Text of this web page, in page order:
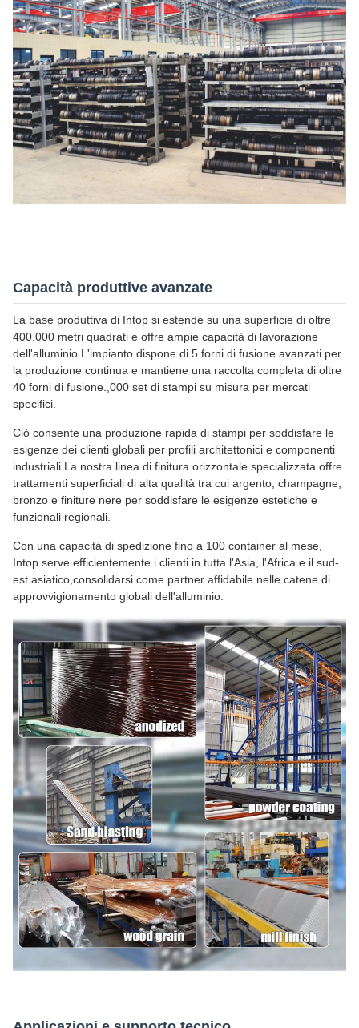
Capacità produttive avanzate
La base produttiva di Intop si estende su una superficie di oltre
400.000 metri quadrati e offre ampie capacità di lavorazione
dell'alluminio.L'impianto dispone di 5 forni di fusione avanzati per
la produzione continua e mantiene una raccolta completa di oltre
40 forni di fusione.,000 set di stampi su misura per mercati
specifici.
Ciò consente una produzione rapida di stampi per soddisfare le
esigenze dei clienti globali per profili architettonici e componenti
industriali.La nostra linea di finitura orizzontale specializzata offre
trattamenti superficiali di alta qualità tra cui argento, champagne,
bronzo e finiture nere per soddisfare le esigenze estetiche e
funzionali regionali.
Con una capacità di spedizione fino a 100 container al mese,
Intop serve efficientemente i clienti in tutta l'Asia, l'Africa e il sud-
est asiatico,consolidarsi come partner affidabile nelle catene di
approvvigionamento globali dell'alluminio.